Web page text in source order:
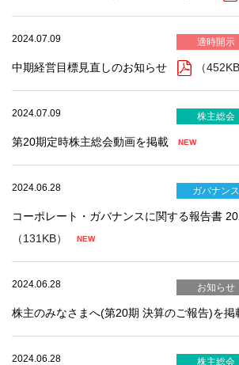
2024.07.09 適時開示
中期経営目標見直しのお知らせ （452KB
2024.07.09 株主総会
第20期定時株主総会動画を掲載
2024.06.28 ガバナンス
コーポレート・ガバナンスに関する報告書
（131KB）
2024.06.28 お知らせ
株主のみなさまへ(第20期 決算のご報告)を掲
2024.06.28 株主総会